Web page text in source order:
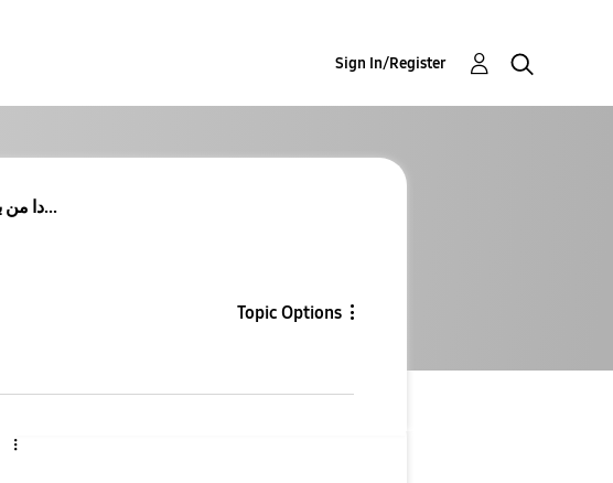
Sign In/Register
دا من بالي بقي مدينه من كتر م بطوله...طب و اللي هي...
Topic Options